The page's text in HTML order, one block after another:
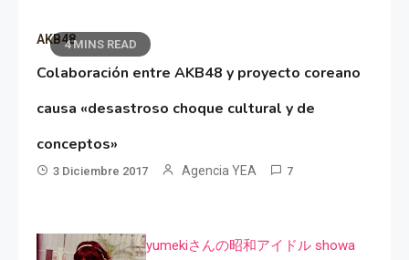
4 MINS READ
AKB48
Colaboración entre AKB48 y proyecto coreano
causa «desastroso choque cultural y de
conceptos»
3 Diciembre 2017 Agencia YEA 7
yumekiさんの昭和アイドル showa